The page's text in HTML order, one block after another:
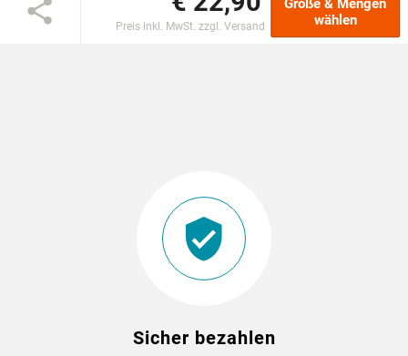
ZAHNARZTPRAXIS
FOTOTASSEN UND MEHR
Preis inkl. MwSt. zzgl. Versand
Größe & Mengen
wählen
Sicher bezahlen